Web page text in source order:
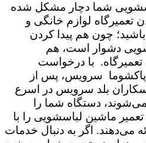
شما دچار مشکل شده
تعمیرگاه لوازم خانگی و
چون هم پیدا کردن
دشوار است، هم
با درخواست
سرویس،‌ پس از
بلد سرویس در اسرع
دستگاه شما را
ماشین لباسشویی را با
می‌دهند. اگر به دنبال خدمات